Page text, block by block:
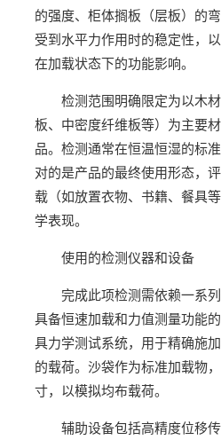
的强度、柜体搁板（层板）的
受到水平力作用时的稳定性，
在加载状态下的功能影响。
检测范围明确限定为以木
板、中密度纤维板等）为主要
品。检测通常在恒温恒湿的标
对的是产品的最终使用形态，
载（如放置衣物、书籍、餐具
学表现。
使用的检测仪器和设备
完成此项检测需依赖一系
具备恒速加载和力值测量功能
具力学测试系统，用于精确施
的载荷。沙袋作为标准加载物
寸，以模拟均布载荷。
辅助设备包括高精度位移